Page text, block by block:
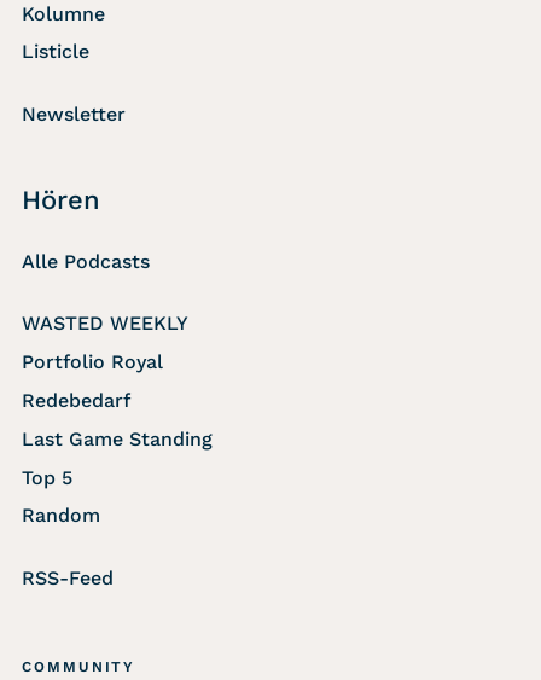
Kolumne
Listicle
Newsletter
Hören
Alle Podcasts
WASTED WEEKLY
Portfolio Royal
Redebedarf
Last Game Standing
Top 5
Random
RSS-Feed
COMMUNITY